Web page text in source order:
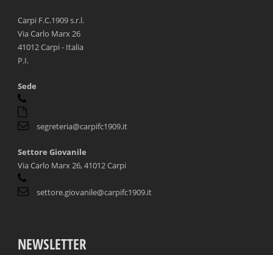
Carpi F.C.1909 s.r.l.
Via Carlo Marx 26
41012 Carpi - Italia
P.I.
Sede
segreteria@carpifc1909.it
Settore Giovanile
Via Carlo Marx 26, 41012 Carpi
settore.giovanile@carpifc1909.it
NEWSLETTER